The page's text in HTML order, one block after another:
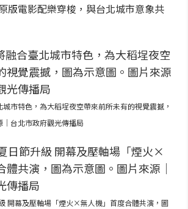
版電影配樂穿梭，與台北城市意象共
城市特色，為大稻埕夜空帶來前所未有的視覺震撼，
台北市政府觀光傳播局
開幕及壓軸場「煙火×無人機」首度合體共演，圖